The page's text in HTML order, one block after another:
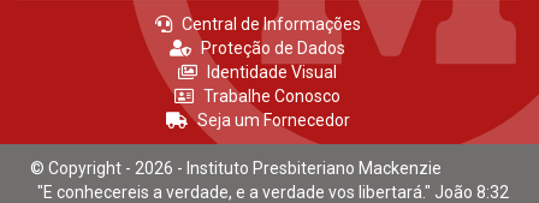
Central de Informações
Proteção de Dados
Identidade Visual
Trabalhe Conosco
Seja um Fornecedor
© Copyright - 2026 - Instituto Presbiteriano Mackenzie
"E conhecereis a verdade, e a verdade vos libertará." João 8:32